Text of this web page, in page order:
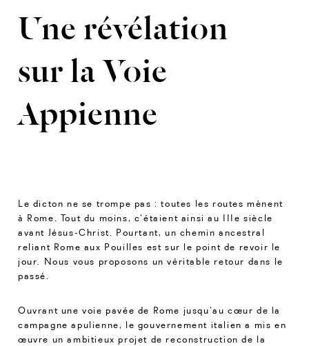
Une révélation
sur la Voie
Appienne
Le dicton ne se trompe pas : toutes les routes mènent
à Rome. Tout du moins, c’étaient ainsi au IIIe siècle
avant Jésus-Christ. Pourtant, un chemin ancestral
reliant Rome aux Pouilles est sur le point de revoir le
jour. Nous vous proposons un véritable retour dans le
passé.
Ouvrant une voie pavée de Rome jusqu’au cœur de la
campagne apulienne, le gouvernement italien a mis en
œuvre un ambitieux projet de reconstruction de la